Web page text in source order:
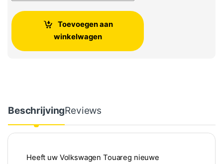
Toevoegen aan
winkelwagen
BeschrijvingReviews
Heeft uw Volkswagen Touareg nieuwe